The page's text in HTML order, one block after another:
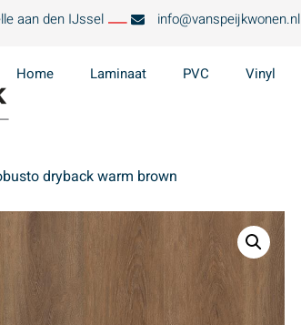
aan den IJssel info@vanspeijkwonen.nl
Home Laminaat PVC Vinyl
dryback warm brown